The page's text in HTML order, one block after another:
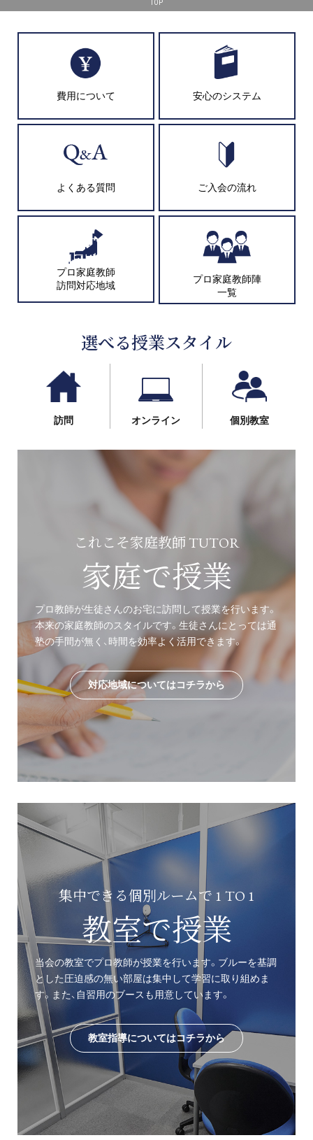
TOP
費用について 安心のシステム
よくある質問 ご入会の流れ
プロ家庭教師
訪問対応地域
プロ家庭教師陣
一覧
選べる授業スタイル
訪問 オンライン 個別教室
これこそ家庭教師 TUTOR
家庭で授業
プロ教師が生徒さんのお宅に訪問して授業を行います。
本来の家庭教師のスタイルです。生徒さんにとっては通
塾の手間が無く、時間を効率よく活用できます。
対応地域についてはコチラから
集中できる個別ルームで 1 TO 1
教室で授業
当会の教室でプロ教師が授業を行います。ブルーを基調
とした圧迫感の無い部屋は集中して学習に取り組めま
す。また、自習用のブースも用意しています。
教室指導についてはコチラから